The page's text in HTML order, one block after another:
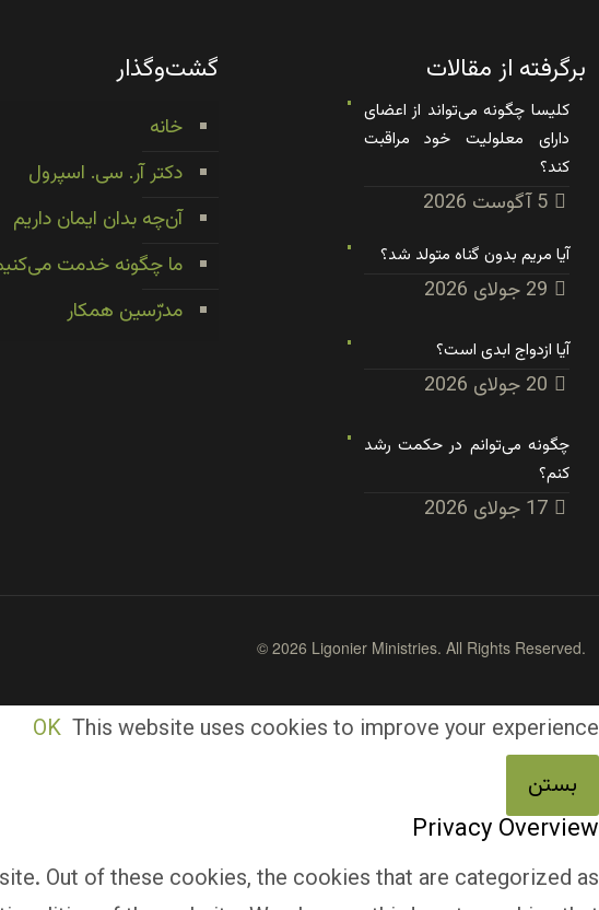
برگرفته از مقالات
کلیسا چگونه می‌تواند از اعضای
دارای معلولیت خود مراقبت
کند؟
5 آگوست 2026
آیا مریم بدون گناه متولد شد؟
29 جولای 2026
آیا ازدواج ابدی است؟
20 جولای 2026
چگونه می‌توانم در حکمت رشد
کنم؟
17 جولای 2026
گشت‌وگذار
خانه
دکتر آر. سی. اسپرول
آن‌چه بدان ایمان داریم
ما چگونه خدمت
مدرّسین همکار
© 2026 Ligonier Ministries. All Rights Reserved.
This website uses cookies to improve your experience
OK
بستن
Privacy Overview
Out of these cookies, the cookies that are categorized as